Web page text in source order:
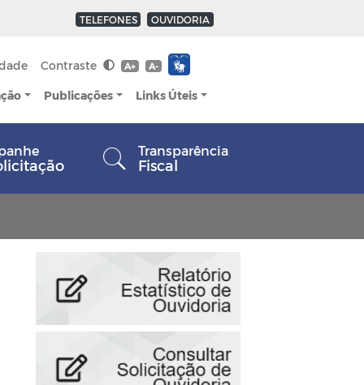
TELEFONES OUVIDORIA
Contraste A+ A-
Publicações Links Úteis
Transparência
Fiscal